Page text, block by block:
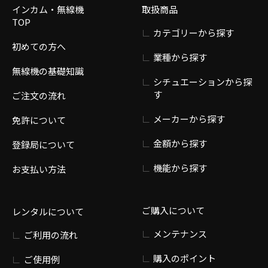
インカム・無線機
TOP
初めての方へ
無線機の基礎知識
ご注文の流れ
免許について
登録局について
お支払い方法
レンタルについて
ご利用の流れ
ご使用例
取扱商品
カテゴリーから探す
業種から探す
シチュエーションから探
す
メーカーから探す
金額から探す
機能から探す
ご購入について
メンテナンス
購入のポイント